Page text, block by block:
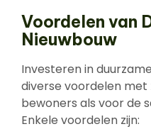
Voordelen van
Nieuwbouw
Investeren in
diverse voordelen met
bewoners als voor de
Enkele voordelen zijn: